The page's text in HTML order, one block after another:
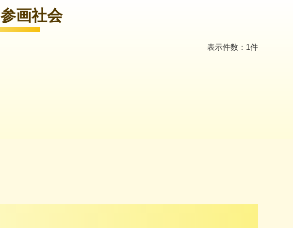
画社会
表示件数：1件